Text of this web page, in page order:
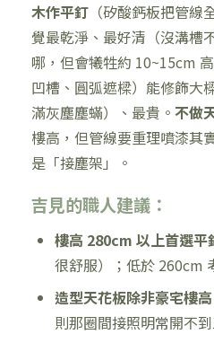
木作平釘 （矽酸鈣板把管
覺最乾淨、最好清（沒溝槽
哪，但會犧牲約 10~15cm
凹槽、圓弧遮樑）能修飾大
滿灰塵塵蟎）、最貴。 不做
樓高，但管線要重理噴漆其
是「接塵架」。
吉見的職人建議：
樓高 280cm 以上首選平
很舒服）；低於 260cm
造型天花板除非豪宅樓
則那圈間接照明常開不到